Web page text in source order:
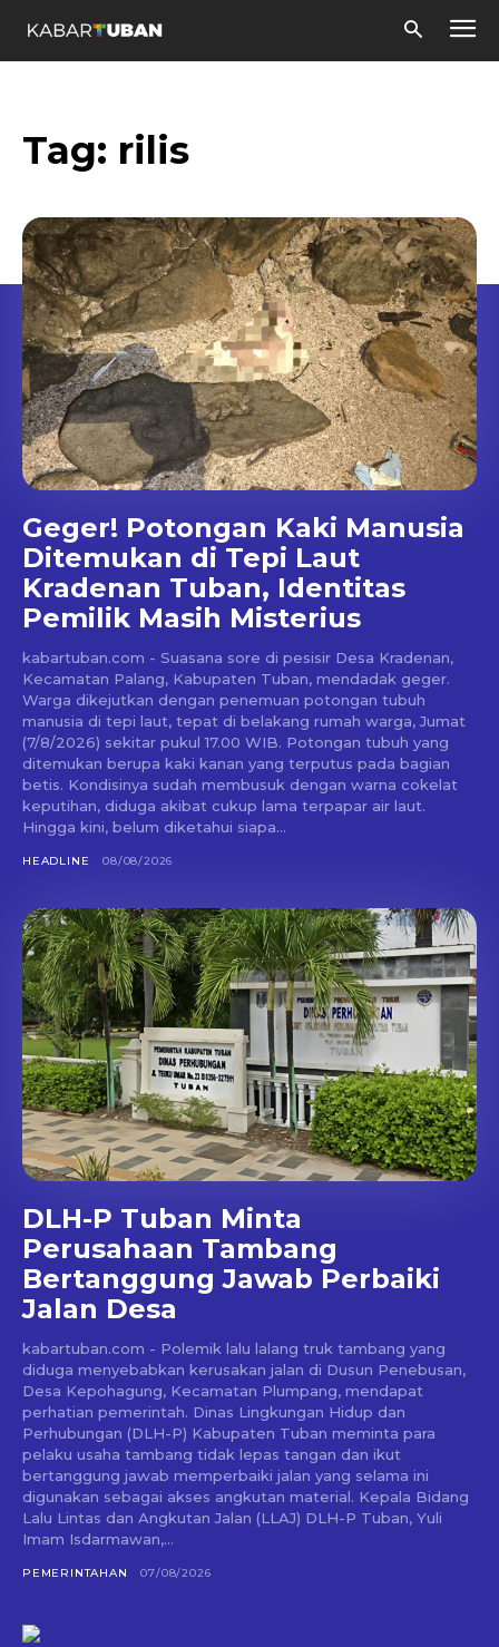
Tag: rilis
Geger! Potongan Kaki Manusia
Ditemukan di Tepi Laut
Kradenan Tuban, Identitas
Pemilik Masih Misterius
kabartuban.com - Suasana sore di pesisir Desa Kradenan,
Kecamatan Palang, Kabupaten Tuban, mendadak geger.
Warga dikejutkan dengan penemuan potongan tubuh
manusia di tepi laut, tepat di belakang rumah warga, Jumat
(7/8/2026) sekitar pukul 17.00 WIB. Potongan tubuh yang
ditemukan berupa kaki kanan yang terputus pada bagian
betis. Kondisinya sudah membusuk dengan warna cokelat
keputihan, diduga akibat cukup lama terpapar air laut.
Hingga kini, belum diketahui siapa...
HEADLINE 08/08/2026
DLH-P Tuban Minta
Perusahaan Tambang
Bertanggung Jawab Perbaiki
Jalan Desa
kabartuban.com - Polemik lalu lalang truk tambang yang
diduga menyebabkan kerusakan jalan di Dusun Penebusan,
Desa Kepohagung, Kecamatan Plumpang, mendapat
perhatian pemerintah. Dinas Lingkungan Hidup dan
Perhubungan (DLH-P) Kabupaten Tuban meminta para
pelaku usaha tambang tidak lepas tangan dan ikut
bertanggung jawab memperbaiki jalan yang selama ini
digunakan sebagai akses angkutan material. Kepala Bidang
Lalu Lintas dan Angkutan Jalan (LLAJ) DLH-P Tuban, Yuli
Imam Isdarmawan,...
PEMERINTAHAN 07/08/2026